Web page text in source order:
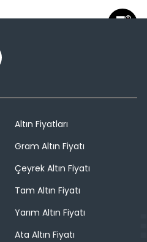
Altın Fiyatları
Gram Altın Fiyatı
Çeyrek Altın Fiyatı
Tam Altın Fiyatı
Yarım Altın Fiyatı
Ata Altın Fiyatı